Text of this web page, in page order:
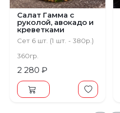
Салат Гамма с
руколой, авокадо и
креветками
Сет 6 шт. (1 шт. - 380р.)
360гр.
2 280 ₽